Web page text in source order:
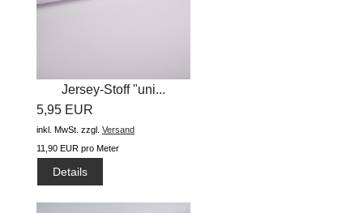
Jersey-Stoff "uni...
5,95 EUR
inkl. MwSt. zzgl. Versand
11,90 EUR pro Meter
Details